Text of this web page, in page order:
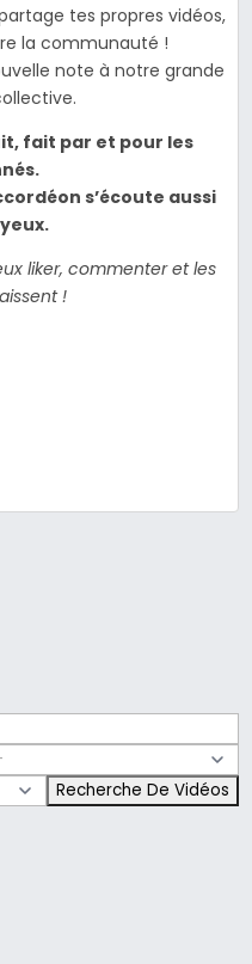
tes propres vidéos,
la communauté !
note à notre grande
fait par et pour les
s’écoute aussi
liker, commenter et les
!